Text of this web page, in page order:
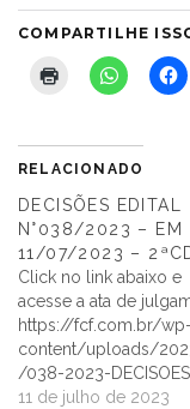
COMPARTILHE
RELACIONADO
DECISÕES EDITAL
N°038/2023 – EM
11/07/2023 –
Click no link abaixo e
acesse a ata de
https://fcf.com.br/wp-
content/uploads/
/038-2023-
2aCD.pdf
11 de julho de 2023